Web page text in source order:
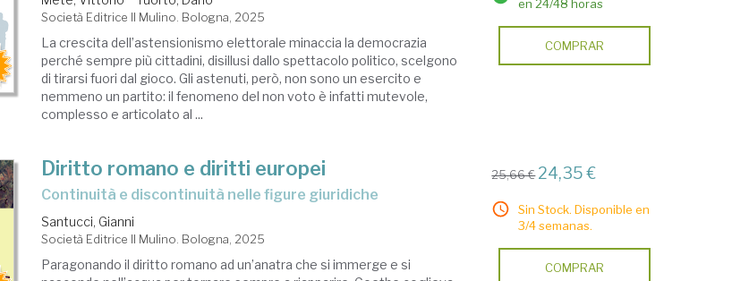
Società Editrice Il Mulino. Bologna, 2025
La crescita dell’astensionismo elettorale minaccia la democrazia
perché sempre più cittadini, disillusi dallo spettacolo politico, scelgono
di tirarsi fuori dal gioco. Gli astenuti, però, non sono un esercito e
nemmeno un partito: il fenomeno del non voto è infatti mutevole,
complesso e articolato al ...
en 24/48 horas
COMPRAR
Diritto romano e diritti europei
Continuità e discontinuità nelle figure giuridiche
Santucci, Gianni
Società Editrice Il Mulino. Bologna, 2025
Paragonando il diritto romano ad un’anatra che si immerge e si
25,66 € 24,35 €
Sin Stock. Disponible en
3/4 semanas.
COMPRAR